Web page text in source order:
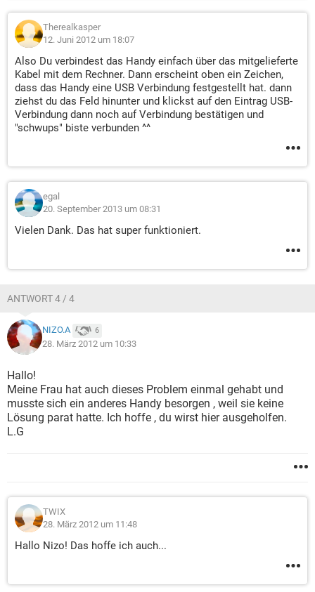
Therealkasper
12. Juni 2012 um 18:07
Also Du verbindest das Handy einfach über das mitgelieferte
Kabel mit dem Rechner. Dann erscheint oben ein Zeichen,
dass das Handy eine USB Verbindung festgestellt hat. dann
ziehst du das Feld hinunter und klickst auf den Eintrag USB-
Verbindung dann noch auf Verbindung bestätigen und
"schwups" biste verbunden ^^
egal
20. September 2013 um 08:31
Vielen Dank. Das hat super funktioniert.
ANTWORT 4 / 4
NIZO.A 6
28. März 2012 um 10:33
Hallo!
Meine Frau hat auch dieses Problem einmal gehabt und
musste sich ein anderes Handy besorgen , weil sie keine
Lösung parat hatte. Ich hoffe , du wirst hier ausgeholfen.
L.G
TWIX
28. März 2012 um 11:48
Hallo Nizo! Das hoffe ich auch...